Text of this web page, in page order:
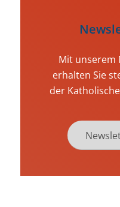
Mit unserem
erhalten Sie
der